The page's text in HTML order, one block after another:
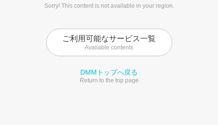
Sorry! This content is not available in your region.
ご利用可能なサービス一覧
Available contents
DMMトップへ戻る
Return to the top page